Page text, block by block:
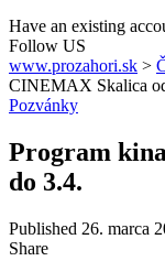
Have an existing
Follow US
www.prozahori.sk >
CINEMAX Skalica
Pozvánky
Program
do 3.4.
Published 26. marca
Share